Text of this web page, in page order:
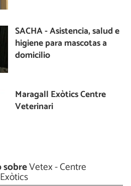
SACHA - Asistencia, salud e
higiene para mascotas a
domicilio
Maragall Exòtics Centre
Veterinari
sobreVetex - Centre